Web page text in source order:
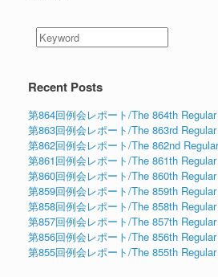
Recent Posts
第864回例会レポート/The 864th
第863回例会レポート/The 863rd
第862回例会レポート/The 862nd
第861回例会レポート/The 861th
第860回例会レポート/The 860th
第859回例会レポート/The 859th
第858回例会レポート/The 858th
第857回例会レポート/The 857th
第856回例会レポート/The 856th
第855回例会レポート/The 855th